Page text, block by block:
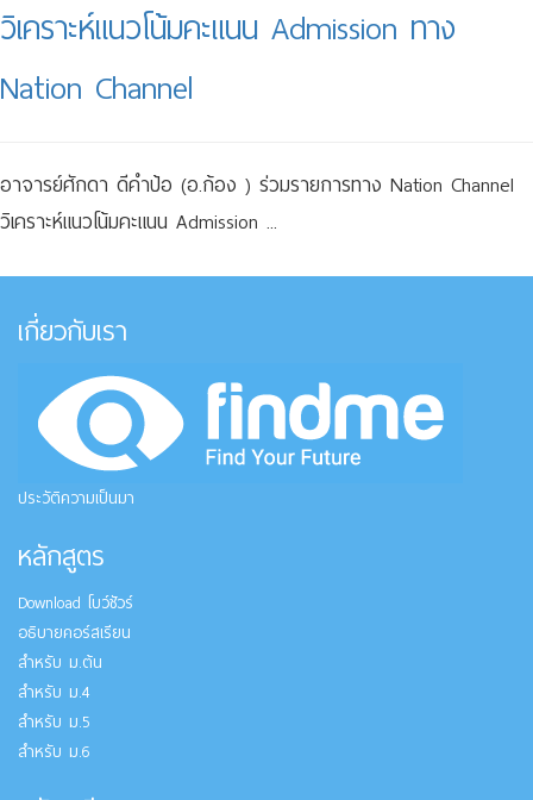
วิเคราะห์แนวโน้มคะแนน Admission ทาง
Nation Channel
อาจารย์ศักดา ดีคำป้อ (อ.ก้อง ) ร่วมรายการทาง Nation Channel
วิเคราะห์แนวโน้มคะแนน Admission ...
เกี่ยวกับเรา
ประวัติความเป็นมา
หลักสูตร
Download โบว์ชัวร์
อธิบายคอร์สเรียน
สำหรับ ม.ต้น
สำหรับ ม.4
สำหรับ ม.5
สำหรับ ม.6